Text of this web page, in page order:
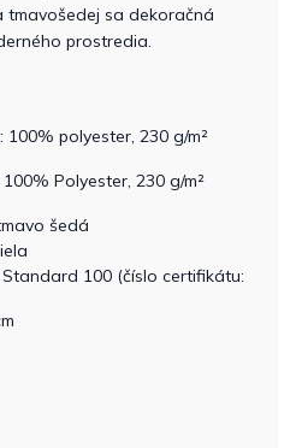
tmavošedej sa dekoračná
prostredia.
polyester, 230 g/m²
Polyester, 230 g/m²
šedá
Standard 100 (číslo certifikátu: